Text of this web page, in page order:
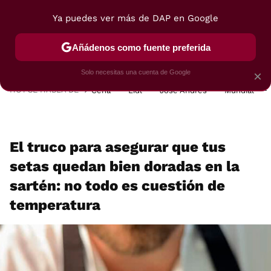
POSTRES VIAJES SELECCIÓN VEGUI
HOY SE HABLA DE Cena Lidl José Andrés Mundial
El truco para asegurar que tus
setas quedan bien doradas en la
sartén: no todo es cuestión de
temperatura
×
Ya puedes ver más de DAP en Google
Añádenos como fuente preferida
Solo necesitas una cuenta de Google